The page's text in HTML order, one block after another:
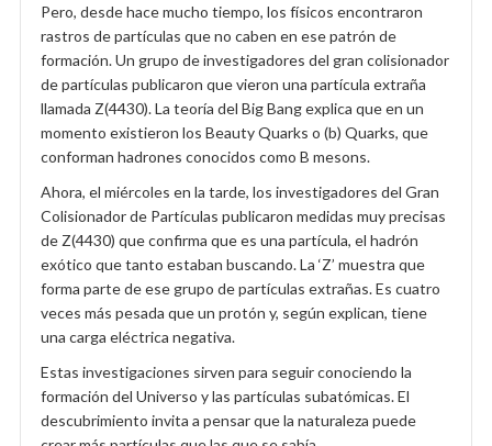
Pero, desde hace mucho tiempo, los físicos encontraron
rastros de partículas que no caben en ese patrón de
formación. Un grupo de investigadores del gran colisionador
de partículas publicaron que vieron una partícula extraña
llamada Z(4430). La teoría del Big Bang explica que en un
momento existieron los Beauty Quarks o (b) Quarks, que
conforman hadrones conocidos como B mesons.
Ahora, el miércoles en la tarde, los investigadores del Gran
Colisionador de Partículas publicaron medidas muy precisas
de Z(4430) que confirma que es una partícula, el hadrón
exótico que tanto estaban buscando. La ‘Z’ muestra que
forma parte de ese grupo de partículas extrañas. Es cuatro
veces más pesada que un protón y, según explican, tiene
una carga eléctrica negativa.
Estas investigaciones sirven para seguir conociendo la
formación del Universo y las partículas subatómicas. El
descubrimiento invita a pensar que la naturaleza puede